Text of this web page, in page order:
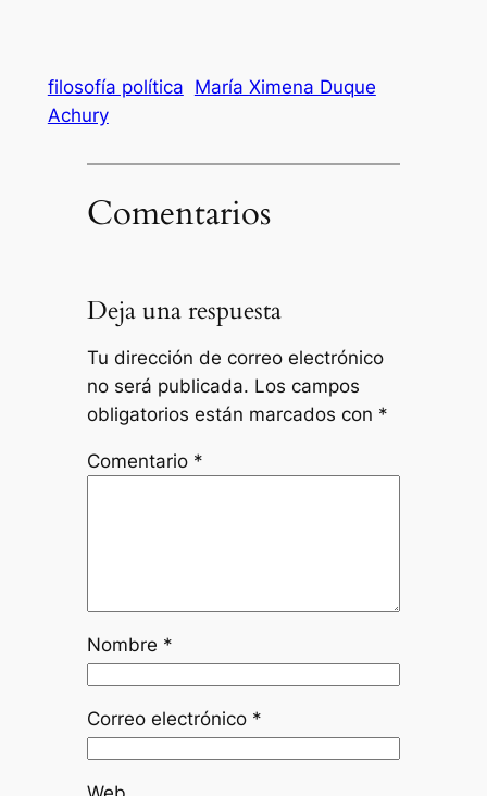
filosofía política María Ximena Duque
Achury
Comentarios
Deja una respuesta
Tu dirección de correo electrónico
no será publicada. Los campos
obligatorios están marcados con *
Comentario *
Nombre *
Correo electrónico *